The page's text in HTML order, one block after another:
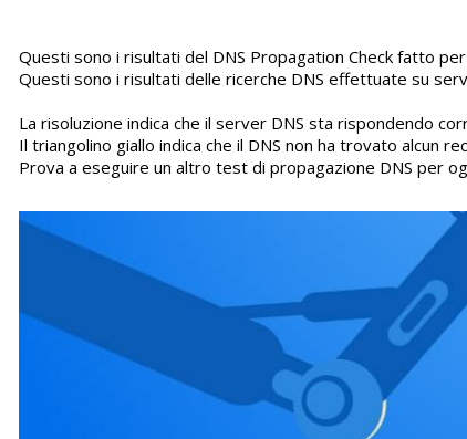
Questi sono i risultati del DNS Propagation Check fatto
Questi sono i risultati delle ricerche DNS effettuate su
La risoluzione indica che il server DNS sta rispondendo
Il triangolino giallo indica che il DNS non ha trovato alcun
Prova a eseguire un altro test di propagazione DNS per